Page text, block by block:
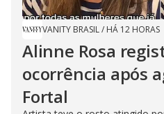
VANITY BRASIL/ HÁ 12 HORAS
Alinne Rosa
ocorrência após
Fortal